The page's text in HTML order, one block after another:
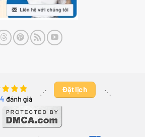
⋰ ​ Đặt lịch ⋱